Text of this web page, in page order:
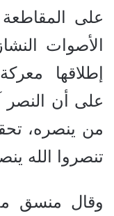
على
الأصوات
إطلاقها
على أن النصر
من ينصره،
تنصروا الله
وقال منسق